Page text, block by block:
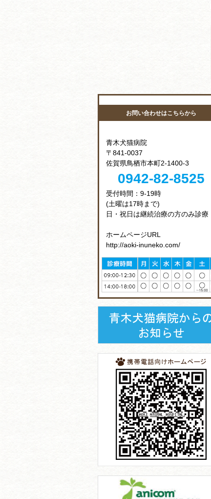
お問い合わせはこちらから
青木犬猫病院
〒841-0037
佐賀県鳥栖市本町2-1400-3
0942-82-8525
受付時間：9-19時
(土曜は17時まで)
日・祝日は継続治療の方のみ診療
ホームページURL
http://aoki-inuneko.com/